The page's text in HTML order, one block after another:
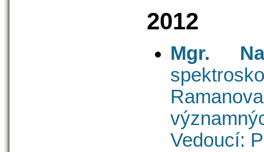
2012
Mgr.
Vedoucí: